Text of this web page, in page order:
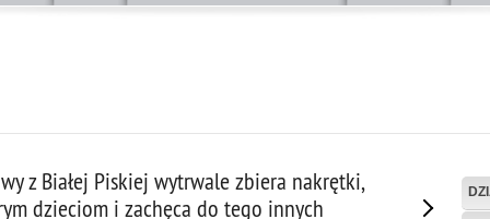
z Białej Piskiej wytrwale zbiera nakrętki,
dzieciom i zachęca do tego innych